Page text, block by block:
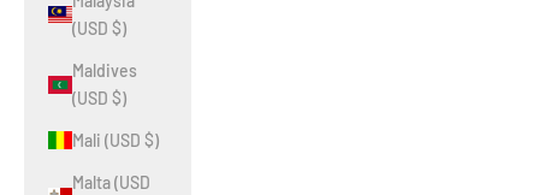
(USD $)
Maldives
(USD $)
Mali (USD $)
Malta (USD